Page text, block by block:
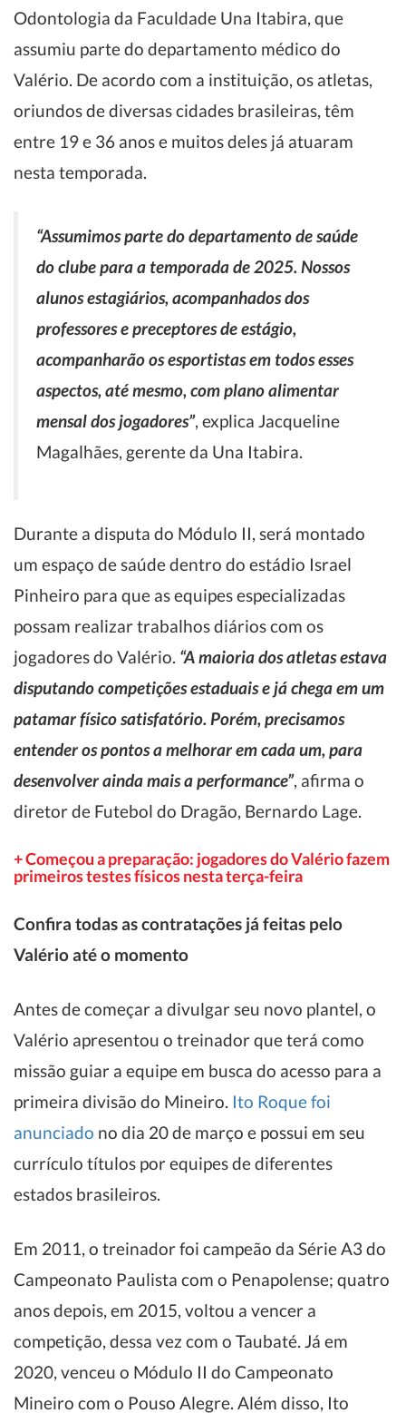
Odontologia da Faculdade Una Itabira, que
assumiu parte do departamento médico do
Valério. De acordo com a instituição, os atletas,
oriundos de diversas cidades brasileiras, têm
entre 19 e 36 anos e muitos deles já atuaram
nesta temporada.
“Assumimos parte do departamento de saúde
do clube para a temporada de 2025. Nossos
alunos estagiários, acompanhados dos
professores e preceptores de estágio,
acompanharão os esportistas em todos esses
aspectos, até mesmo, com plano alimentar
mensal dos jogadores”, explica Jacqueline
Magalhães, gerente da Una Itabira.
Durante a disputa do Módulo II, será montado
um espaço de saúde dentro do estádio Israel
Pinheiro para que as equipes especializadas
possam realizar trabalhos diários com os
jogadores do Valério. “A maioria dos atletas estava
disputando competições estaduais e já chega em um
patamar físico satisfatório. Porém, precisamos
entender os pontos a melhorar em cada um, para
desenvolver ainda mais a performance”, afirma o
diretor de Futebol do Dragão, Bernardo Lage.
+ Começou a preparação: jogadores do Valério fazem
primeiros testes físicos nesta terça-feira
Confira todas as contratações já feitas pelo
Valério até o momento
Antes de começar a divulgar seu novo plantel, o
Valério apresentou o treinador que terá como
missão guiar a equipe em busca do acesso para a
primeira divisão do Mineiro. Ito Roque foi
anunciado no dia 20 de março e possui em seu
currículo títulos por equipes de diferentes
estados brasileiros.
Em 2011, o treinador foi campeão da Série A3 do
Campeonato Paulista com o Penapolense; quatro
anos depois, em 2015, voltou a vencer a
competição, dessa vez com o Taubaté. Já em
2020, venceu o Módulo II do Campeonato
Mineiro com o Pouso Alegre. Além disso, Ito